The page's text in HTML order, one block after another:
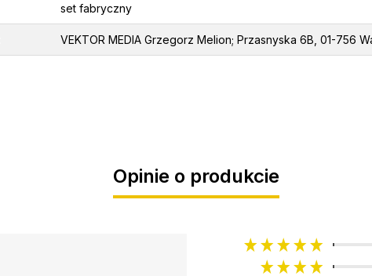
set fabryczny
VEKTOR MEDIA Grzegorz Melion; Przasnyska 6B, 01-756
Opinie o produkcie